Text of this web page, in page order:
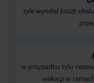
tyle wyniósł koszt
w przypadku tylu
wakacji w